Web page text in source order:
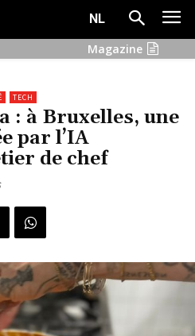
NL
Magazine
TECH
: à Bruxelles, une
par l’IA
de chef